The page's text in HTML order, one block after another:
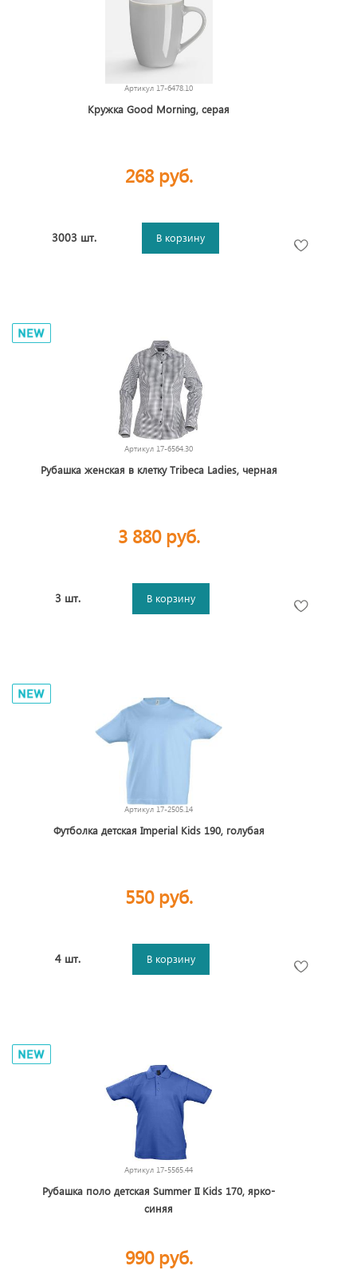
Артикул 17-6478.10
Кружка Good Morning, серая
268 руб.
3003 шт. В корзину
Артикул 17-6564.30
Рубашка женская в клетку Tribeca Ladies, черная
3 880 руб.
3 шт. В корзину
Артикул 17-2505.14
Футболка детская Imperial Kids 190, голубая
550 руб.
4 шт. В корзину
Артикул 17-5565.44
Рубашка поло детская Summer II Kids 170, ярко-
синяя
990 руб.